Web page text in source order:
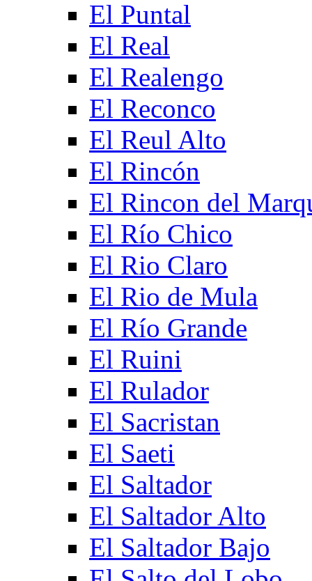
El Puntal
El Real
El Realengo
El Reconco
El Reul Alto
El Rincón
El Rincon del
El Río Chico
El Rio Claro
El Rio de Mula
El Río Grande
El Ruini
El Rulador
El Sacristan
El Saeti
El Saltador
El Saltador Alto
El Saltador Bajo